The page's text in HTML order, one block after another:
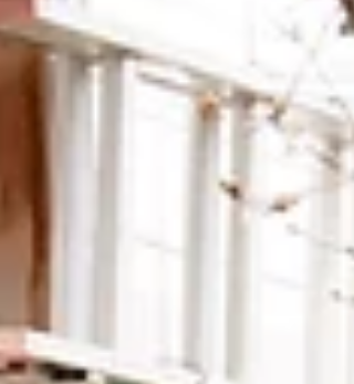
いた評価を励みにさらに精進して参ります。